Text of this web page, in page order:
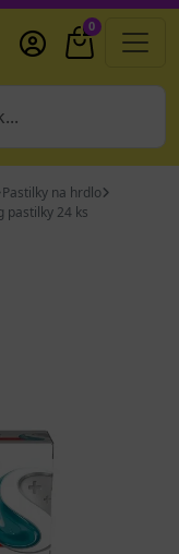
0
Pastilky na hrdlo
pastilky 24 ks